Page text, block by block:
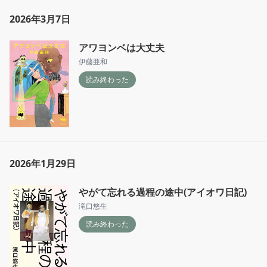
2026年3月7日
アワヨンベは大丈夫
伊藤亜和
読み終わった
2026年1月29日
やがて忘れる過程の途中(アイオワ日記)
滝口悠生
読み終わった